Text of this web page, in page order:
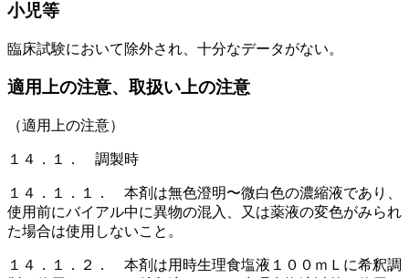
小児等
臨床試験において除外され、十分なデータがない。
適用上の注意、取扱い上の注意
（適用上の注意）
１４．１． 調製時
１４．１．１． 本剤は無色澄明〜微白色の濃縮液であり、
使用前にバイアル中に異物の混入、又は薬液の変色がみられ
た場合は使用しないこと。
１４．１．２． 本剤は用時生理食塩液１００ｍＬに希釈調